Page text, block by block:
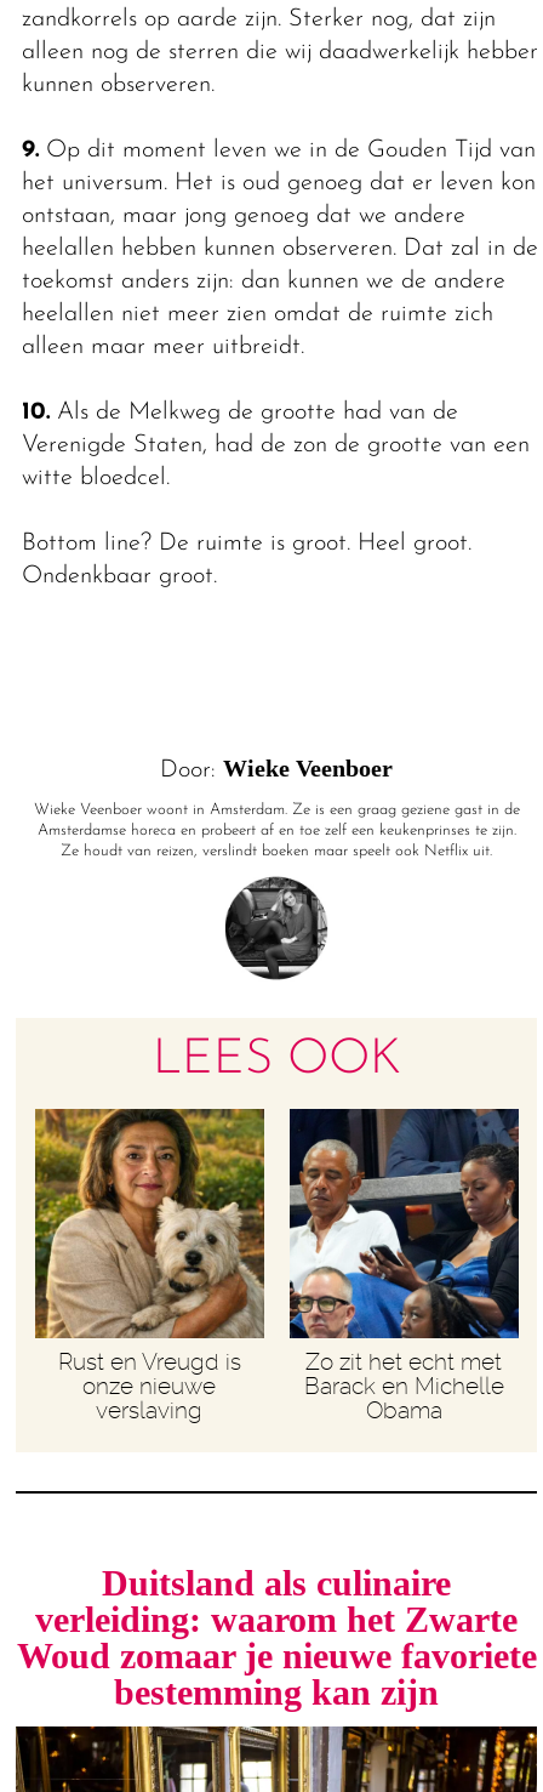
zandkorrels op aarde zijn. Sterker nog, dat zijn
alleen nog de sterren die wij daadwerkelijk hebben
kunnen observeren.
9.Op dit moment leven we in de Gouden Tijd van
het universum. Het is oud genoeg dat er leven kon
ontstaan, maar jong genoeg dat we andere
heelallen hebben kunnen observeren. Dat zal in de
toekomst anders zijn: dan kunnen we de andere
heelallen niet meer zien omdat de ruimte zich
alleen maar meer uitbreidt.
10.Als de Melkweg de grootte had van de
Verenigde Staten, had de zon de grootte van een
witte bloedcel.
Bottom line? De ruimte is groot. Heel groot.
Ondenkbaar groot.
Door:Wieke Veenboer
Wieke Veenboer woont in Amsterdam. Ze is een graag geziene gast in de
Amsterdamse horeca en probeert af en toe zelf een keukenprinses te zijn.
Ze houdt van reizen, verslindt boeken maar speelt ook Netflix uit.
LEES OOK
Rust en Vreugd is
onze nieuwe
verslaving
Zo zit het echt met
Barack en Michelle
Obama
Duitsland als culinaire
verleiding: waarom het Zwarte
Woud zomaar je nieuwe favoriete
bestemming kan zijn